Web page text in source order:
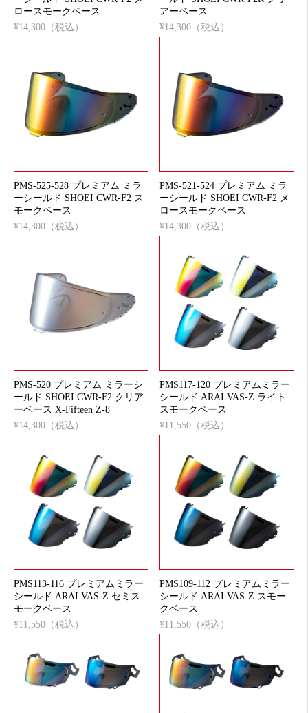
ロースモークベース
¥14,300（税込）
アーベース
¥14,300（税込）
PMS-525-528 プレミアム ミラ
ーシールド SHOEI CWR-F2 ス
モークベース
¥14,300（税込）
PMS-521-524 プレミアム ミラ
ーシールド SHOEI CWR-F2 メ
ロースモークベース
¥14,300（税込）
PMS-520 プレミアム ミラーシ
ールド SHOEI CWR-F2 クリア
ーベース X-Fifteen Z-8
¥14,300（税込）
PMS117-120 プレミアムミラー
シールド ARAI VAS-Z ライト
スモークベース
¥11,550（税込）
PMS113-116 プレミアムミラー
シールド ARAI VAS-Z セミス
モークベース
¥11,550（税込）
PMS109-112 プレミアムミラー
シールド ARAI VAS-Z スモー
クベース
¥11,550（税込）